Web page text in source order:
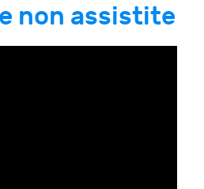
non assistite